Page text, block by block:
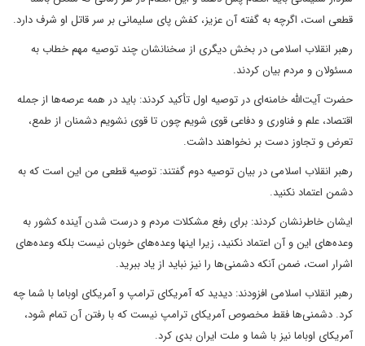
قطعی است، اگرچه به گفته آن عزیز، کفش پای سلیمانی بر سر قاتل او شرف دارد.
رهبر انقلاب اسلامی در بخش دیگری از سخنانشان چند توصیه مهم خطاب به
مسئولان و مردم بیان کردند.
حضرت آیت‌الله خامنه‌ای در توصیه اول تأکید کردند: باید در همه عرصه‌ها از جمله
اقتصاد، علم و فناوری و دفاعی قوی شویم چون تا قوی نشویم دشمنان از طمع،
تعرض و تجاوز دست بر نخواهند داشت.
رهبر انقلاب اسلامی در بیان توصیه دوم گفتند: توصیه قطعی من این است که به
دشمن اعتماد نکنید.
ایشان خاطرنشان کردند: برای رفع مشکلات مردم و درست شدن آینده کشور به
وعده‌های این و آن اعتماد نکنید، زیرا اینها وعده‌های خوبان نیست بلکه وعده‌های
اشرار است، ضمن آنکه دشمنی‌ها را نیز نباید از یاد ببرید.
رهبر انقلاب اسلامی افزودند: دیدید که آمریکای ترامپ و آمریکای اوباما با شما چه
کرد. دشمنی‌ها فقط مخصوص آمریکای ترامپ نیست که با رفتن آن تمام شود،
آمریکای اوباما نیز با شما و ملت ایران بدی کرد.